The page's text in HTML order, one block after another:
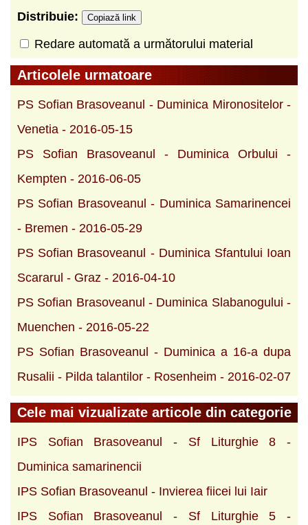
Distribuie: Copiază link
Redare automată a următorului material
Articolele urmatoare
PS Sofian Brasoveanul - Duminica Mironositelor -
Venetia - 2016-05-15
PS Sofian Brasoveanul - Duminica Orbului -
Kempten - 2016-06-05
PS Sofian Brasoveanul - Duminica Samarinencei
- Bremen - 2016-05-29
PS Sofian Brasoveanul - Duminica Sfantului Ioan
Scararul - Graz - 2016-04-10
PS Sofian Brasoveanul - Duminica Slabanogului -
Muenchen - 2016-05-22
PS Sofian Brasoveanul - Duminica a 16-a dupa
Rusalii - Pilda talantilor - Rosenheim - 2016-02-07
Cele mai vizualizate articole din categorie
IPS Sofian Brasoveanul - Sf Liturghie 8 -
Duminica samarinencii
IPS Sofian Brasoveanul - Invierea fiicei lui Iair
IPS Sofian Brasoveanul - Sf Liturghie 5 -